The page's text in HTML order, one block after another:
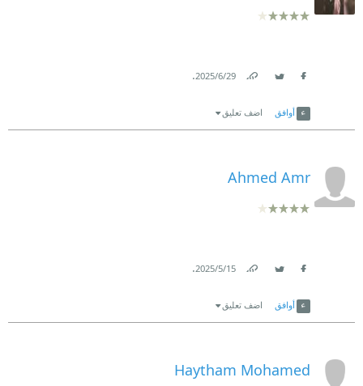
29‏/6‏/2025
.
أوافق اضف تعليق
Ahmed Amr
15‏/5‏/2025
.
أوافق اضف تعليق
Haytham Mohamed